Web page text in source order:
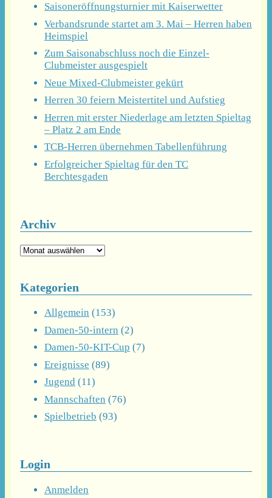
Saisoneröffnungsturnier mit Kaiserwetter
Verbandsrunde startet am 3. Mai – Herren haben
Heimspiel
Zum Saisonabschluss noch die Einzel-
Clubmeister ausgespielt
Neue Mixed-Clubmeister gekürt
Herren 30 feiern Meistertitel und Aufstieg
Herren mit erster Niederlage am letzten Spieltag
– Platz 2 am Ende
TCB-Herren übernehmen Tabellenführung
Erfolgreicher Spieltag für den TC
Berchtesgaden
Archiv
Archiv
Kategorien
Allgemein (153)
Damen-50-intern (2)
Damen-50-KIT-Cup (7)
Ereignisse (89)
Jugend (11)
Mannschaften (76)
Spielbetrieb (93)
Login
Anmelden